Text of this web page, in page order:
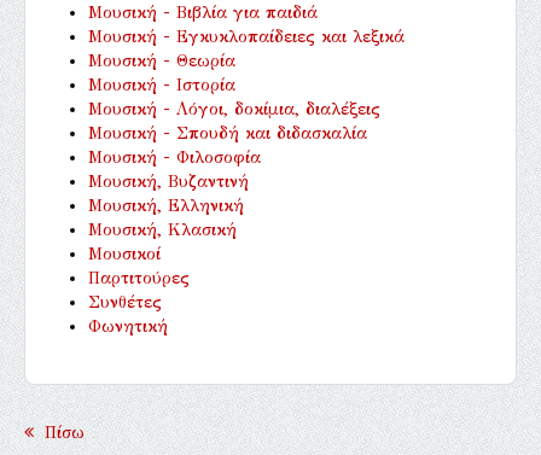
Μουσική - Βιβλία για παιδιά
Μουσική - Εγκυκλοπαίδειες και λεξικά
Μουσική - Θεωρία
Μουσική - Ιστορία
Μουσική - Λόγοι, δοκίμια, διαλέξεις
Μουσική - Σπουδή και διδασκαλία
Μουσική - Φιλοσοφία
Μουσική, Βυζαντινή
Μουσική, Ελληνική
Μουσική, Κλασική
Μουσικοί
Παρτιτούρες
Συνθέτες
Φωνητική
Πίσω